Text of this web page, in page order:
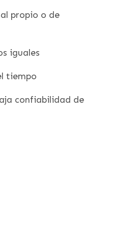
propio o de
iguales
tiempo
confiabilidad de